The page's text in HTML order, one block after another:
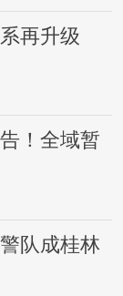
再升级
！全域暂
队成桂林